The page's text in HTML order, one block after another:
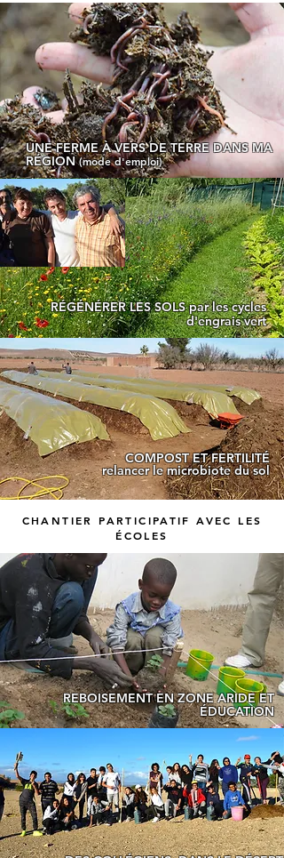
UNE FERME À VERS DE TERRE DANS MA
RÉGION(mode d'emploi)
RÉGÉNÉRER LES SOLS par les cycles
d'engrais vert
COMPOST ET FERTILITÉ
relancer le microbiote du sol
CHANTIER PARTICIPATIF AVEC LES
ÉCOLES
REBOISEMENT EN ZONE ARIDE ET
ÉDUCATION